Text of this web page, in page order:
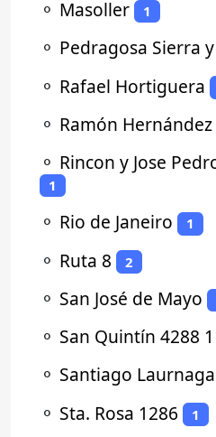
⚬ Masoller 1
⚬ Pedragosa Sierra
⚬ Rafael Hortiguera
⚬ Ramón Hernández
⚬ Rincon y Jose
1
⚬ Rio de Janeiro 1
⚬ Ruta 8 2
⚬ San José de Mayo
⚬ San Quintín 4288
⚬ Santiago Laurnaga
⚬ Sta. Rosa 1286 1